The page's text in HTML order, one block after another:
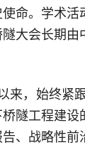
命。学术
大会长期
来，始终紧
隧工程建
、战略性